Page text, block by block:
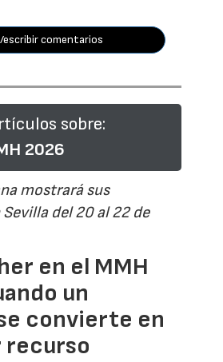
escribir comentarios
sobre:
2026
mostrará sus
del 20 al 22 de
en el MMH
un
convierte en
recurso